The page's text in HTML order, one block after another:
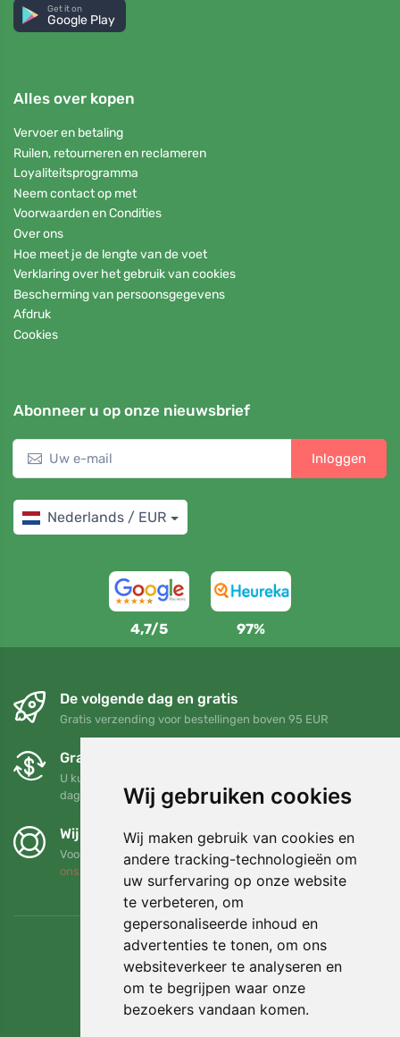
Wij gebruiken cookies
Wij maken gebruik van cookies en
andere tracking-technologieën om
uw surfervaring op onze website
te verbeteren, om
gepersonaliseerde inhoud en
advertenties te tonen, om ons
websiteverkeer te analyseren en
om te begrijpen waar onze
bezoekers vandaan komen.
Get it on
Google Play
Alles over kopen
Vervoer en betaling
Ruilen, retourneren en reclameren
Loyaliteitsprogramma
Neem contact op met
Voorwaarden en Condities
Over ons
Hoe meet je de lengte van de voet
Verklaring over het gebruik van cookies
Bescherming van persoonsgegevens
Afdruk
Cookies
Abonneer u op onze nieuwsbrief
Inloggen
Nederlands / EUR
4,7/5 97%
De volgende dag en gratis
Gratis verzending voor bestellingen boven 95 EUR
Gratis ruilen en retourneren
U kunt uw bestelling op elk gewenst moment binnen 90
dagen retourneren of ruilen
Wij steunen Trees.org
Voor elke bestelling planten we een boom! Lees meer Over
ons